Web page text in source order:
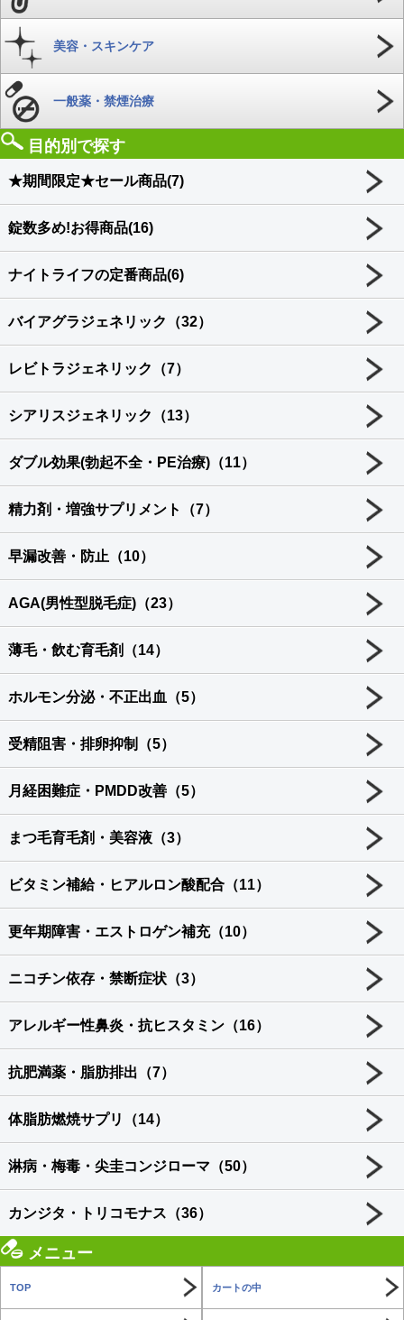
美容・スキンケア
一般薬・禁煙治療
目的別で探す
★期間限定★セール商品(7)
錠数多め!お得商品(16)
ナイトライフの定番商品(6)
バイアグラジェネリック（32）
レビトラジェネリック（7）
シアリスジェネリック（13）
ダブル効果(勃起不全・PE治療)（11）
精力剤・増強サプリメント（7）
早漏改善・防止（10）
AGA(男性型脱毛症)（23）
薄毛・飲む育毛剤（14）
ホルモン分泌・不正出血（5）
受精阻害・排卵抑制（5）
月経困難症・PMDD改善（5）
まつ毛育毛剤・美容液（3）
ビタミン補給・ヒアルロン酸配合（11）
更年期障害・エストロゲン補充（10）
ニコチン依存・禁断症状（3）
アレルギー性鼻炎・抗ヒスタミン（16）
抗肥満薬・脂肪排出（7）
体脂肪燃焼サプリ（14）
淋病・梅毒・尖圭コンジローマ（50）
カンジタ・トリコモナス（36）
メニュー
TOP カートの中